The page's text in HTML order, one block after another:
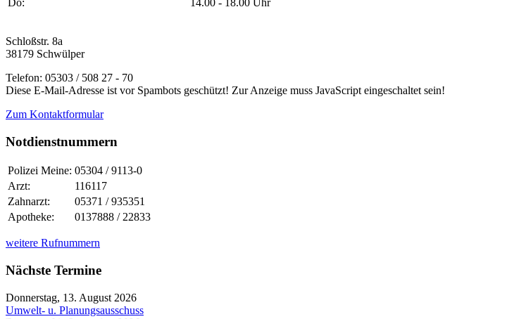
Schloßstr. 8a
38179 Schwülper
Telefon: 05303 / 508 27 - 70
Diese E-Mail-Adresse ist vor Spambots geschützt! Zur Anzeige muss JavaScript eingeschaltet sein!
Zum Kontaktformular
Notdienstnummern
Polizei Meine: 05304 / 9113-0
Arzt:
116117
Zahnarzt:
05371 / 935351
Apotheke:
0137888 / 22833
weitere Rufnummern
Nächste Termine
Donnerstag, 13. August 2026
Umwelt- u. Planungsausschuss